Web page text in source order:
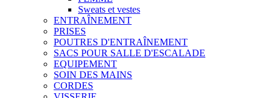
Sweats et vestes
ENTRAÎNEMENT
PRISES
POUTRES D'ENTRAÎNEMENT
SACS POUR SALLE D'ESCALADE
EQUIPEMENT
SOIN DES MAINS
CORDES